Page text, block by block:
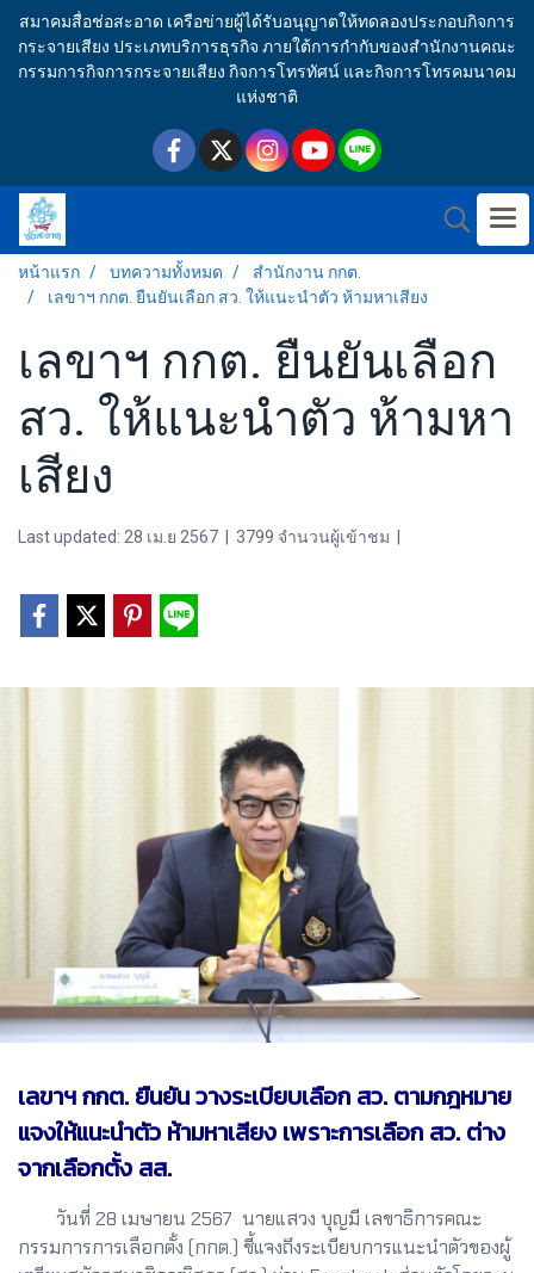
สมาคมสื่อช่อสะอาด เครือข่ายผู้ได้รับอนุญาตให้ทดลองประกอบกิจการ
กระจายเสียง ประเภทบริการธุรกิจ ภายใต้การกำกับของสำนักงานคณะ
กรรมการกิจการกระจายเสียง กิจการโทรทัศน์ และกิจการโทรคมนาคม
แห่งชาติ
หน้าแรก บทความทั้งหมด
สำนักงาน กกต.
เลขาฯ กกต. ยืนยันเลือก สว. ให้แนะนำตัว ห้ามหาเสียง
เลขาฯ กกต. ยืนยันเลือก
สว. ให้แนะนำตัว ห้ามหา
เสียง
Last updated: 28 เม.ย 2567 3799 จำนวนผู้เข้าชม
เลขาฯ กกต. ยืนยัน วางระเบียบเลือก สว. ตามกฎหมาย
แจงให้แนะนำตัว ห้ามหาเสียง เพราะการเลือก สว. ต่าง
จากเลือกตั้ง สส.
วันที่ 28 เมษายน 2567 นายแสวง บุญมี เลขาธิการคณะ
กรรมการการเลือกตั้ง (กกต.) ชี้แจงถึงระเบียบการแนะนำตัวของผู้